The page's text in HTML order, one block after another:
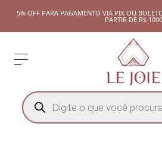
5% OFF PARA PAGAMENTO VIA PIX OU
PARTIR DE R$ 1000